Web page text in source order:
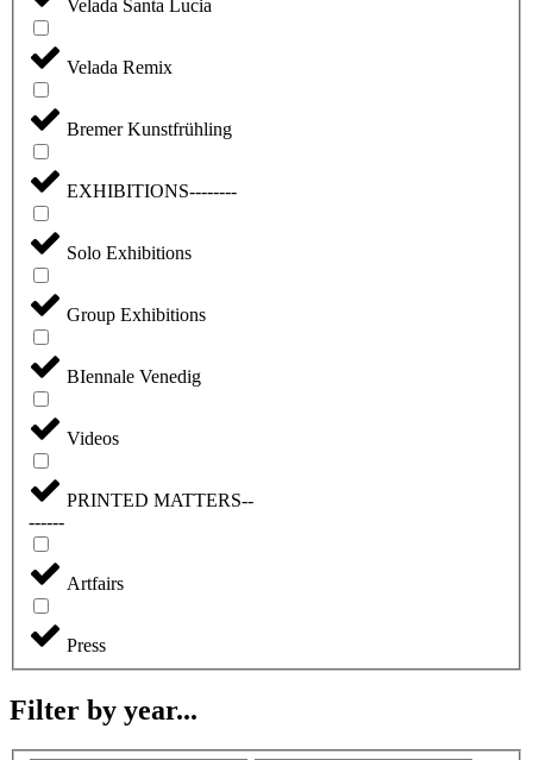
Velada Santa Lucia
Velada Remix
Bremer Kunstfrühling
EXHIBITIONS--------
Solo Exhibitions
Group Exhibitions
BIennale Venedig
Videos
PRINTED MATTERS--
------
Artfairs
Press
Filter by year...